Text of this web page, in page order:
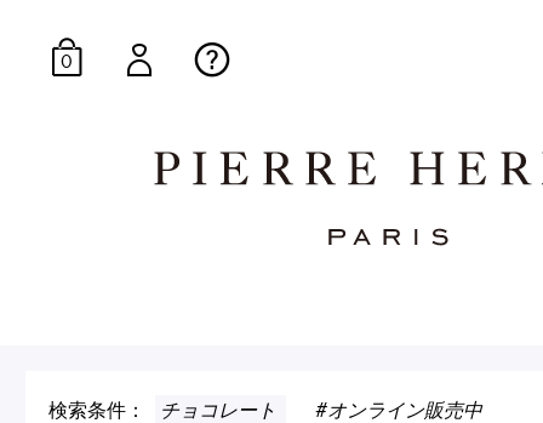
E-Gourmandise
0
検索条件： チョコレート オンライン販売中